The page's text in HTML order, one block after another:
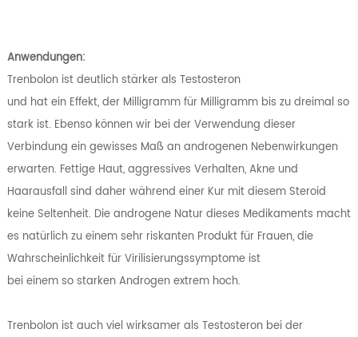
Anwendungen:
Trenbolon ist deutlich stärker als Testosteron
und hat ein Effekt, der Milligramm für Milligramm bis zu dreimal so
stark ist. Ebenso können wir bei der Verwendung dieser
Verbindung ein gewisses Maß an androgenen Nebenwirkungen
erwarten. Fettige Haut, aggressives Verhalten, Akne und
Haarausfall sind daher während einer Kur mit diesem Steroid
keine Seltenheit. Die androgene Natur dieses Medikaments macht
es natürlich zu einem sehr riskanten Produkt für Frauen, die
Wahrscheinlichkeit für Virilisierungssymptome ist
bei einem so starken Androgen extrem hoch.
Trenbolon ist auch viel wirksamer als Testosteron bei der